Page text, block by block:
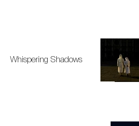
Whispering Shadows